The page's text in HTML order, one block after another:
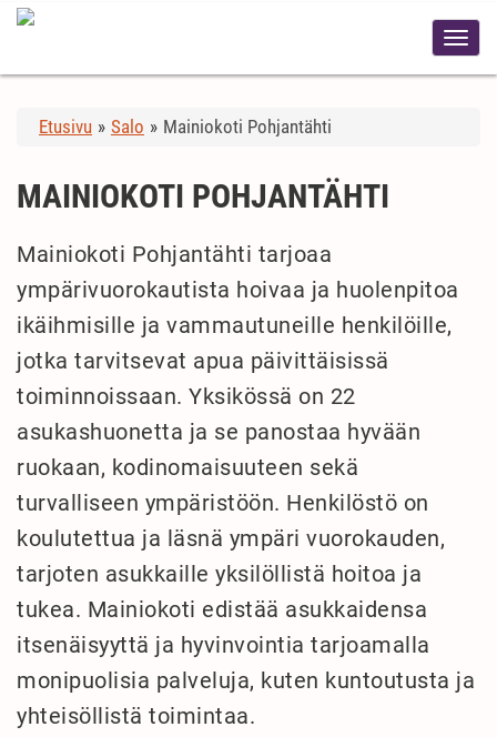
Etusivu » Salo » Mainiokoti Pohjantähti
MAINIOKOTI POHJANTÄHTI
Mainiokoti Pohjantähti tarjoaa
ympärivuorokautista hoivaa ja huolenpitoa
ikäihmisille ja vammautuneille henkilöille,
jotka tarvitsevat apua päivittäisissä
toiminnoissaan. Yksikössä on 22
asukashuonetta ja se panostaa hyvään
ruokaan, kodinomaisuuteen sekä
turvalliseen ympäristöön. Henkilöstö on
koulutettua ja läsnä ympäri vuorokauden,
tarjoten asukkaille yksilöllistä hoitoa ja
tukea. Mainiokoti edistää asukkaidensa
itsenäisyyttä ja hyvinvointia tarjoamalla
monipuolisia palveluja, kuten kuntoutusta ja
yhteisöllistä toimintaa.